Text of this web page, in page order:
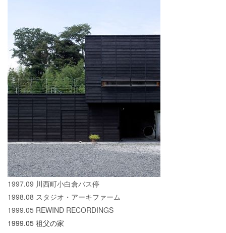
1997.09 川西町小白倉バス停
1998.08 スタジオ・アーキファーム
1999.05 REWIND RECORDINGS
1999.05 祖父の家